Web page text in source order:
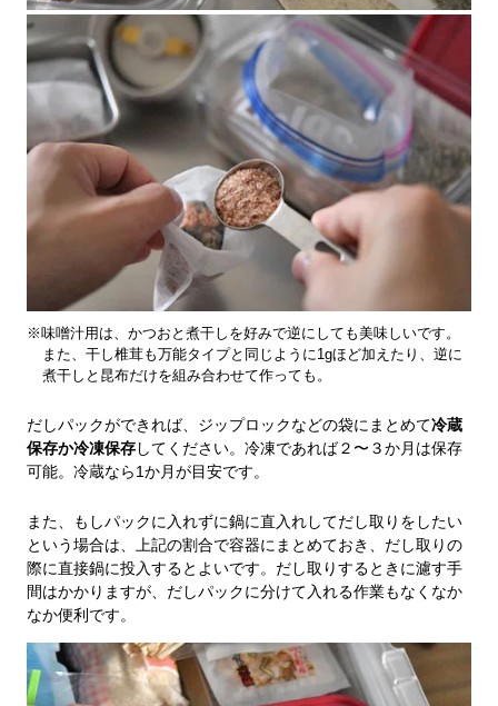
※味噌汁用は、かつおと煮干しを好みで逆にしても美味しいです。
また、干し椎茸も万能タイプと同じように1gほど加えたり、逆に
煮干しと昆布だけを組み合わせて作っても。
だしパックができれば、ジップロックなどの袋にまとめて冷蔵
保存か冷凍保存してください。冷凍であれば２〜３か月は保存
可能。冷蔵なら1か月が目安です。
また、もしパックに入れずに鍋に直入れしてだし取りをしたい
という場合は、上記の割合で容器にまとめておき、だし取りの
際に直接鍋に投入するとよいです。だし取りするときに濾す手
間はかかりますが、だしパックに分けて入れる作業もなくなか
なか便利です。